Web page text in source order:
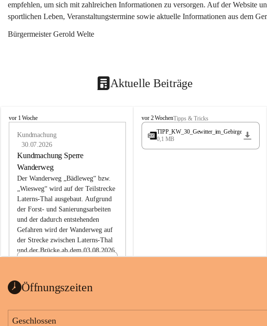
empfehlen, um sich mit zahlreichen Informationen zu versorgen. Auf der Website
sportlichen Leben, Veranstaltungstermine sowie aktuelle Informationen aus dem
Bürgermeister Gerold Welte
Aktuelle Beiträge
L
vor 1 Woche
Kundmachung
30.07.2026
Kundmachung Sperre
Wanderweg
Der Wanderweg „Bädleweg“ bzw.
„Wiesweg“ wird auf der Teilstrecke
Laterns-Thal ausgebaut. Aufgrund
der Forst- und Sanierungsarbeiten
und der dadurch entstehenden
Gefahren wird der Wanderweg auf
der Strecke zwischen Laterns-Thal
und der Brücke ab dem 03.08.2026
ht
1 Seite•0,1 MB
L
a
e
vor 2 WochenTipps & Tricks
TIPP_KW_30_Gewitter_im_Gebirge
0,1 MB
Öffnungszeiten
Geschlossen